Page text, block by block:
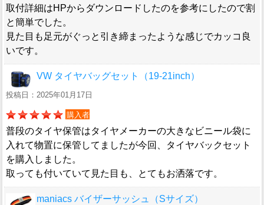
取付詳細はHPからダウンロードしたのを参考にしたので割
と簡単でした。
見た目も足元がぐっと引き締まったような感じでカッコ良
いです。
VW タイヤバッグセット（19-21inch）
投稿日：2025年01月17日
購入者
普段のタイヤ保管はタイヤメーカーの大きなビニール袋に
入れて物置に保管してましたが今回、タイヤバックセット
を購入しました。
取っても付いていて見た目も、とてもお洒落です。
maniacs バイザーサッシュ（Sサイズ）